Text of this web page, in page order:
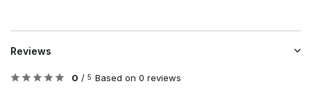
Reviews
0 / 5 Based on 0 reviews